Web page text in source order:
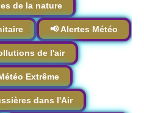
de la nature
📢 Alertes Météo
de l'air
Extrême
dans l'Air